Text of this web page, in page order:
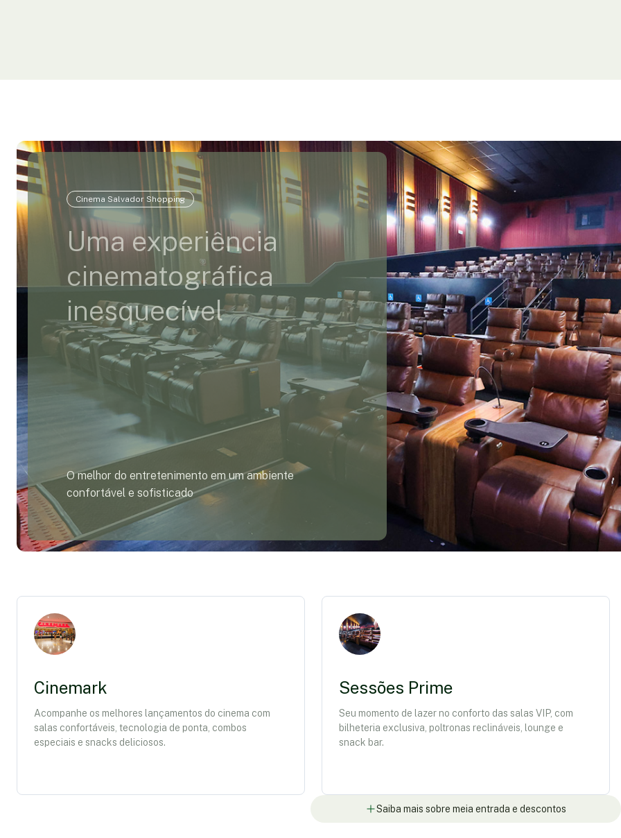
Cinema Salvador Shopping
Uma experiência
cinematográfica
inesquecível
O melhor do entretenimento em um ambiente
confortável e sofisticado
Cinemark
Acompanhe os melhores lançamentos do cinema com
salas confortáveis, tecnologia de ponta, combos
especiais e snacks deliciosos.
Sessões Prime
Seu momento de lazer no conforto das salas VIP, com
bilheteria exclusiva, poltronas reclináveis, lounge e
snack bar.
Saiba mais sobre meia entrada e descontos